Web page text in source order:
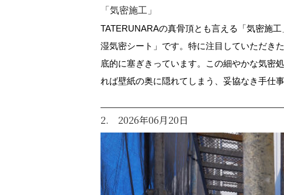
「気密施工」
TATERUNARAの真骨頂とも言える「気密施
湿気密シート」です。特に注目していただき
底的に塞ぎきっています。この細やかな気密
れば壁紙の奥に隠れてしまう、妥協なき手仕事
2. 2026年06月20日